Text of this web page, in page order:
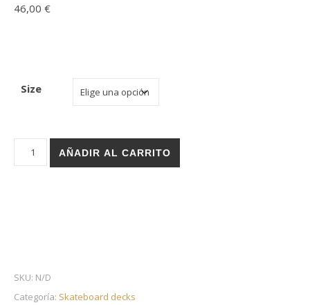
46,00 €
Size
Holz skate deck - Libido Activo cantidad
AÑADIR AL CARRITO
SKU: N/D
Categoría: Skateboard decks